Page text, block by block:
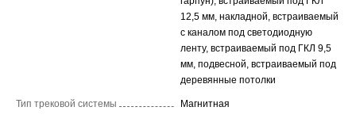
12,5 мм, накладной, встраиваемый
с каналом под светодиодную
ленту, встраиваемый под ГКЛ 9,5
мм, подвесной, встраиваемый под
деревянные потолки
Тип трековой системы Магнитная